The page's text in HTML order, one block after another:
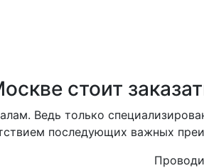
стоит
Ведь только
последующих важных